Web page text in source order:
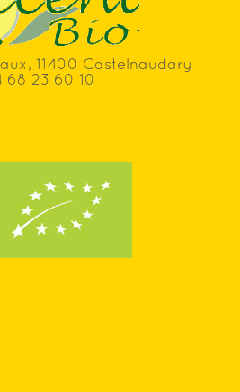
11400 Castelnaudary
68 23 60 10